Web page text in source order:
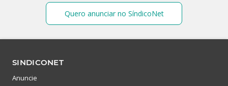
Quero anunciar no SíndicoNet
SINDICONET
Anuncie